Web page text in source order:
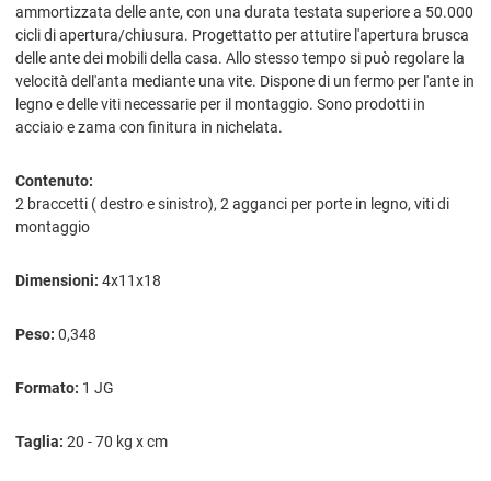
ammortizzata delle ante, con una durata testata superiore a 50.000
cicli di apertura/chiusura. Progettatto per attutire l'apertura brusca
delle ante dei mobili della casa. Allo stesso tempo si può regolare la
velocità dell'anta mediante una vite. Dispone di un fermo per l'ante in
legno e delle viti necessarie per il montaggio. Sono prodotti in
acciaio e zama con finitura in nichelata.
Contenuto:
2 braccetti ( destro e sinistro), 2 agganci per porte in legno, viti di
montaggio
Dimensioni: 4x11x18
Peso: 0,348
Formato: 1 JG
Taglia: 20 - 70 kg x cm